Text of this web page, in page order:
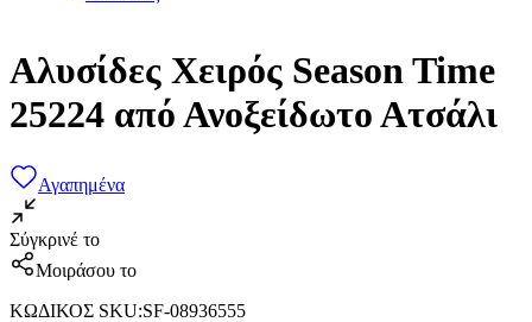
Αλυσίδες Χειρός Season Time
25224 από Ανοξείδωτο Ατσάλι
Αγαπημένα
Σύγκρινέ το
Μοιράσου το
ΚΩΔΙΚΟΣ SKU:SF-08936555